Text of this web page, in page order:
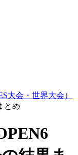
大会・世界大会）
とめ